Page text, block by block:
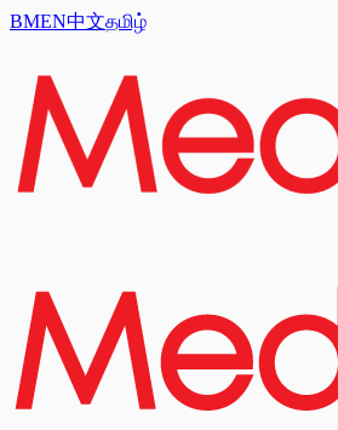
BMEN中文தமிழ்